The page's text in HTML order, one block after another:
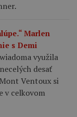
Marlen
s Demi
využila
desať
Ventoux si
v celkovom